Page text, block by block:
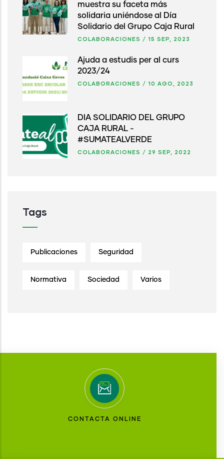
muestra su faceta más
solidaria uniéndose al Día
Solidario del Grupo Caja Rural
COLABORACIONES / 15 SEP, 2023
Ajuda a estudis per al curs
2023/24
COLABORACIONES / 10 AGO, 2023
DÍA SOLIDARIO DEL GRUPO
CAJA RURAL -
#SUMATEALVERDE
COLABORACIONES / 29 SEP, 2022
Tags
Publicaciones Seguridad
Normativa Sociedad Varios
CONTACTA ONLINE